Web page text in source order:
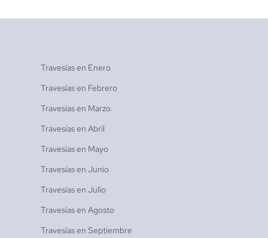
Travesías en Enero
Travesías en Febrero
Travesías en Marzo
Travesías en Abril
Travesías en Mayo
Travesías en Junio
Travesías en Julio
Travesías en Agosto
Travesías en Septiembre